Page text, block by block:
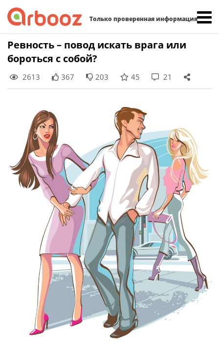
Только проверенная информация
Skip
to
content
Ревность – повод искать врага или
бороться с собой?
2613 367 203 45 21
Найти: